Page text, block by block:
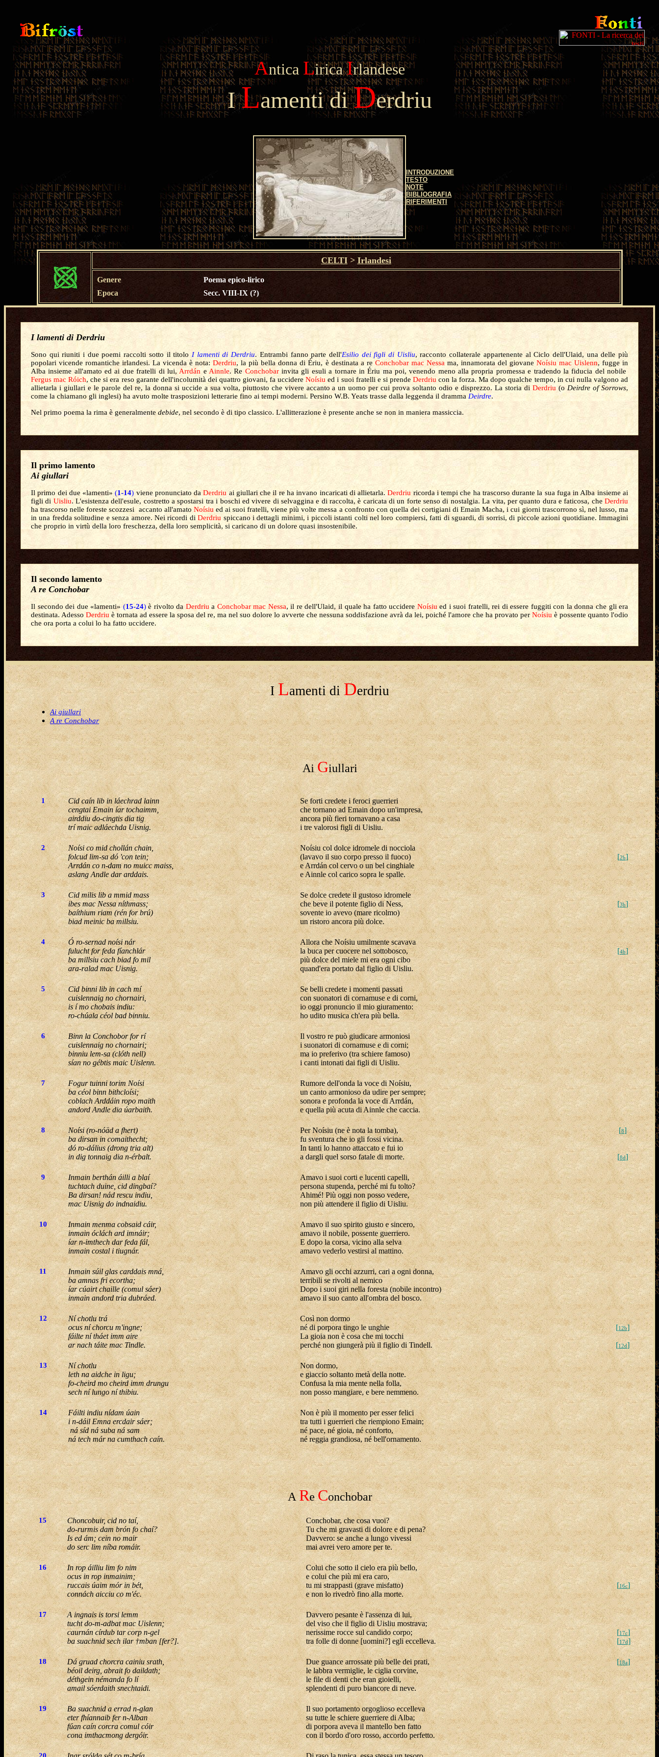
Antica LiricaIrlandese
I Lamenti diDerdriu
INTRODUZIONE
TESTO
NOTE
BIBLIOGRAFIA
RIFERIMENTI
CELTI> Irlandesi
Genere
Poema epico-lirico
Epoca
Secc. VIII-IX (?)
I lamenti di Derdriu
Sono qui riuniti i due poemi raccolti sotto il titolo I lamenti di Derdriu. Entrambi fanno parte dell'Esilio dei figli di Uisliu, racconto collaterale appartenente al Ciclo dell'Ulaid, una delle più
popolari vicende romantiche irlandesi. La vicenda è nota:Derdriu, la più bella donna di Ériu, è destinata a re Conchobar mac Nessa ma, innamorata del giovane Noísiu mac Uislenn, fugge in
Alba insieme all'amato ed ai due fratelli di lui, Arrdán e Ainnle. Re Conchobarinvita gli esuli a tornare in Ériu ma poi, venendo meno alla propria promessa e tradendo la fiducia del nobile
Fergus mac Róich, che si era reso garante dell'incolumità dei quattro giovani, fa uccidereNoísiued i suoi fratelli e si prende Derdriu con la forza. Ma dopo qualche tempo, in cui nulla valgono ad
allietarla i giullari e le parole del re, la donna si uccide a sua volta, piuttosto che vivere accanto a un uomo per cui prova soltanto odio e disprezzo. La storia diDerdriu (o Deirdre of Sorrows,
come la chiamano gli inglesi) ha avuto molte trasposizioni letterarie fino ai tempi moderni. Persino W.B. Yeats trasse dalla leggenda il dramma Deirdre.
Nel primo poema la rima è generalmente debide, nel secondo è di tipo classico. L'allitterazione è presente anche se non in maniera massiccia.
Il primo lamento
Ai giullari
Il primo deidue «lamenti»(1-14) viene pronunciato daDerdriuai giullari che il re ha invano incaricati di allietarla.Derdriu ricorda i tempi che ha trascorso durante la sua fuga in Alba insieme ai
figli di Uisliu. L'esistenza dell'esule, costretto a spostarsi tra i boschi ed vivere di selvaggina e di raccolta, è caricata di un forte senso di nostalgia. La vita, per quanto dura e faticosa, cheDerdriu
ha trascorso nelle foreste scozzesi accanto all'amato Noísiu ed ai suoi fratelli, viene più volte messa a confronto con quella dei cortigiani di Emain Macha, i cui giorni trascorrono sì, nel lusso, ma
in una fredda solitudine e senza amore. Nei ricordi diDerdriu spiccano i dettagli minimi, i piccoli istanti colti nel loro compiersi, fatti di sguardi, di sorrisi, di piccole azioni quotidiane. Immagini
che proprio in virtù della loro freschezza, della loro semplicità, si caricano di un dolore quasi insostenibile.
Il secondo lamento
A re Conchobar
Il secondo dei due «lamenti» (15-24)è rivolto da Derdriua Conchobar mac Nessa, il re dell'Ulaid, il quale ha fatto uccidere Noísiu ed i suoi fratelli, rei di essere fuggiti con la donna che gli era
destinata. Adesso Derdriu è tornata ad essere la sposa del re, ma nel suo dolore lo avverte che nessuna soddisfazione avrà da lei, poiché l'amore che ha provato per Noísiu è possente quanto l'odio
che ora porta a colui lo ha fatto uccidere.
ILamenti diDerdriu
Ai giullari
A re Conchobar
AiGiullari
1
Cid caín lib in láechrad lainn
cengtai Emain íar tochaimm,
airddiu do-cingtis dia tig
trí maic adláechda Uisnig.
Se forti credete i feroci guerrieri
che tornano ad Emain dopo un'impresa,
ancora più fieri tornavano a casa
i tre valorosi figli di Uisliu.
2
Noísi co mid chollán chain,
folcud lim-sa dó 'con tein;
Arrdán co n-dam no muicc maiss,
aslang Andle dar arddais.
Noísiu col dolce idromele di nocciola
(lavavo il suo corpo presso il fuoco)
e Arrdán col cervo o un bel cinghiale
e Ainnle col carico sopra le spalle.
[2b]
3
Cid milis lib a mmid mass
ibes mac Nessa níthmass;
baíthium riam (rén for brú)
biad meinic ba millsiu.
Se dolce credete il gustoso idromele
che beve il potente figlio di Ness,
sovente io avevo (mare ricolmo)
un ristoro ancora più dolce.
[3b]
4
Ó ro-sernad noísi nár
fulucht for feda fíanchlár
ba millsiu cach biad fo mil
ara-ralad mac Uisnig.
Allora che Noísiu umilmente scavava
la buca per cuocere nel sottobosco,
più dolce del miele mi era ogni cibo
quand'era portato dal figlio di Uisliu.
[4b]
5
Cid binni lib in cach mí
cuislennaig no chornairi,
is í mo chobais indiu:
ro-chúala céol bad binniu.
Se belli credete i momenti passati
con suonatori di cornamuse e di corni,
io oggi pronuncio il mio giuramento:
ho udito musica ch'era più bella.
6
Binn la Conchobor for rí
cuislennaig no chornairi;
binniu lem-sa (clóth nell)
sían no gébtis maic Uislenn.
Il vostro re può giudicare armoniosi
i suonatori di cornamuse e di corni;
ma io preferivo (tra schiere famoso)
i canti intonati dai figli di Uisliu.
7
Fogur tuinni torim Noísi
ba céol binn bithcloísi;
coblach Arddáin ropo maith
andord Andle dia úarbaith.
Rumore dell'onda la voce di Noísiu,
un canto armonioso da udire per sempre;
sonora e profonda la voce di Arrdán,
e quella più acuta di Ainnle che caccia.
8
Noísi (ro-nóäd a fhert)
ba dirsan in comaithecht;
dó ro-dálius (drong tria alt)
in dig tonnaig dia n-érbalt.
Per Noísiu (ne è nota la tomba),
fu sventura che io gli fossi vicina.
In tanti lo hanno attaccato e fui io
a dargli quel sorso fatale di morte.
[8]
[8d]
9
Inmain berthán áilli a blaí
tuchtach duine, cid dingbaí?
Ba dirsan! nád rescu indiu,
mac Uisnig do indnaidiu.
Amavo i suoi corti e lucenti capelli,
persona stupenda, perché mi fu tolto?
Ahimé! Più oggi non posso vedere,
non più attendere il figlio di Uisliu.
10
Inmain menma cobsaid cáir,
inmain óclách ard imnáir;
íar n-imthech dar feda fál,
inmain costal i tiugnár.
Amavo il suo spirito giusto e sincero,
amavo il nobile, possente guerriero.
E dopo la corsa, vicino alla selva
amavo vederlo vestirsi al mattino.
11
Inmain súil glas carddais mná,
ba amnas fri ecortha;
íar cúairt chaille (comul sáer)
inmain andord tria dubráed.
Amavo gli occhi azzurri, cari a ogni donna,
terribili se rivolti al nemico
Dopo i suoi giri nella foresta (nobile incontro)
amavo il suo canto all'ombra del bosco.
12
Ní chotlu trá
ocus ní chorcu m'ingne;
fáilte ní tháet imm aire
ar nach táite mac Tindle.
Così non dormo
né di porpora tingo le unghie
La gioia non è cosa che mi tocchi
perché non giungerà più il figlio di Tindell.
[12b]
[12d]
13
Ní chotlu
leth na aidche in ligu;
fo-cheird mo cheird imm drungu
sech ní lungo ní thibiu.
Non dormo,
e giaccio soltanto metà della notte.
Confusa la mia mente nella folla,
non posso mangiare, e bere nemmeno.
14
Fáilti indiu nídam úain
i n-dáil Emna ercdair sáer;
ná síd ná suba ná sam
ná tech már na cumthach caín.
Non è più il momento per esser felici
tra tutti i guerrieri che riempiono Emain;
né pace, né gioia, né conforto,
né reggia grandiosa, né bell'ornamento.
A ReConchobar
15
Choncobuir, cid no taí,
do-rurmis dam brón fo chaí?
Is ed ám; cein no mair
do serc lim níba romáir.
Conchobar, che cosa vuoi?
Tu che mi gravastididolore edipena?
Davvero: se anche a lungo vivessi
mai avrei vero amore per te.
16
In rop áilliu lim fo nim
ocus in rop inmainim;
ruccais úaim mór in bét,
connách aicciu co m'éc.
Colui che sotto il cielo era più bello,
e colui che più mi era caro,
tu mi strappasti (grave misfatto)
e non lo rivedrò fino alla morte.
[16c]
17
A ingnais is torsi lemm
tucht do-m-adbat mac Uislenn;
caurnán círdub tar corp n-gel
ba suachnid sech ilar †mban [fer?].
Davvero pesante è l'assenzadilui,
del viso che il figliodiUisliu mostrava;
nerissime rocce sul candido corpo;
tra folledidonne [uomini?] egli eccelleva.
[17c]
[17d]
18
Dá gruad chorcra cainiu srath,
béoil deirg, abrait fo daildath;
déthgein némanda fo lí
amail sóerdaith snechtaidi.
Due guance arrossate più belle dei prati,
le labbra vermiglie, le ciglia corvine,
le filedidenti che eran gioielli,
splendentidipuro biancoredineve.
[18a]
19
Ba suachnid a errad n-glan
eter fhíannaib fer n-Alban
fúan caín corcra comul cóir
cona imthacmong dergóir.
Il suo portamento orgoglioso eccelleva
su tutte le schiere guerrierediAlba;
diporpora aveva il mantello ben fatto
con il bordo d'oro rosso, accordo perfetto.